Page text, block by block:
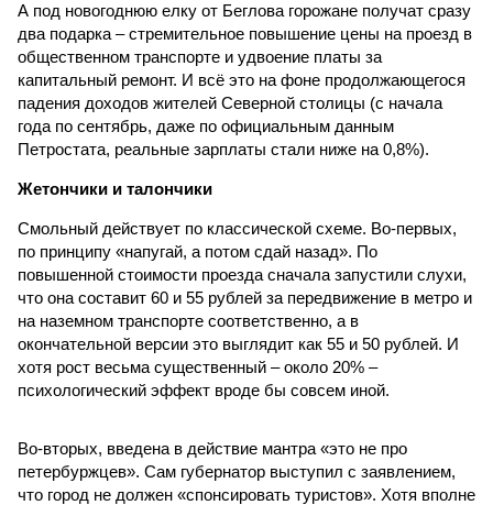
А под новогоднюю елку от Беглова горожане получат сразу
два подарка – стремительное повышение цены на проезд в
общественном транспорте и удвоение платы за
капитальный ремонт. И всё это на фоне продолжающегося
падения доходов жителей Северной столицы (с начала
года по сентябрь, даже по официальным данным
Петростата, реальные зарплаты стали ниже на 0,8%).
Жетончики и талончики
Смольный действует по классической схеме. Во-первых,
по принципу «напугай, а потом сдай назад». По
повышенной стоимости проезда сначала запустили слухи,
что она составит 60 и 55 рублей за передвижение в метро и
на наземном транспорте соответственно, а в
окончательной версии это выглядит как 55 и 50 рублей. И
хотя рост весьма существенный – около 20% –
психологический эффект вроде бы совсем иной.
Во-вторых, введена в действие мантра «это не про
петербуржцев». Сам губернатор выступил с заявлением,
что город не должен «спонсировать туристов». Хотя вполне